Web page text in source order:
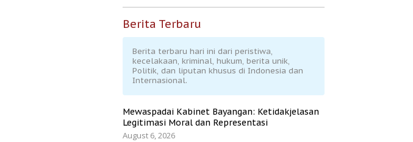
Berita Terbaru
Berita terbaru hari ini dari peristiwa,
kecelakaan, kriminal, hukum, berita unik,
Politik, dan liputan khusus di Indonesia dan
Internasional.
Mewaspadai Kabinet Bayangan: Ketidakjelasan
Legitimasi Moral dan Representasi
August 6, 2026